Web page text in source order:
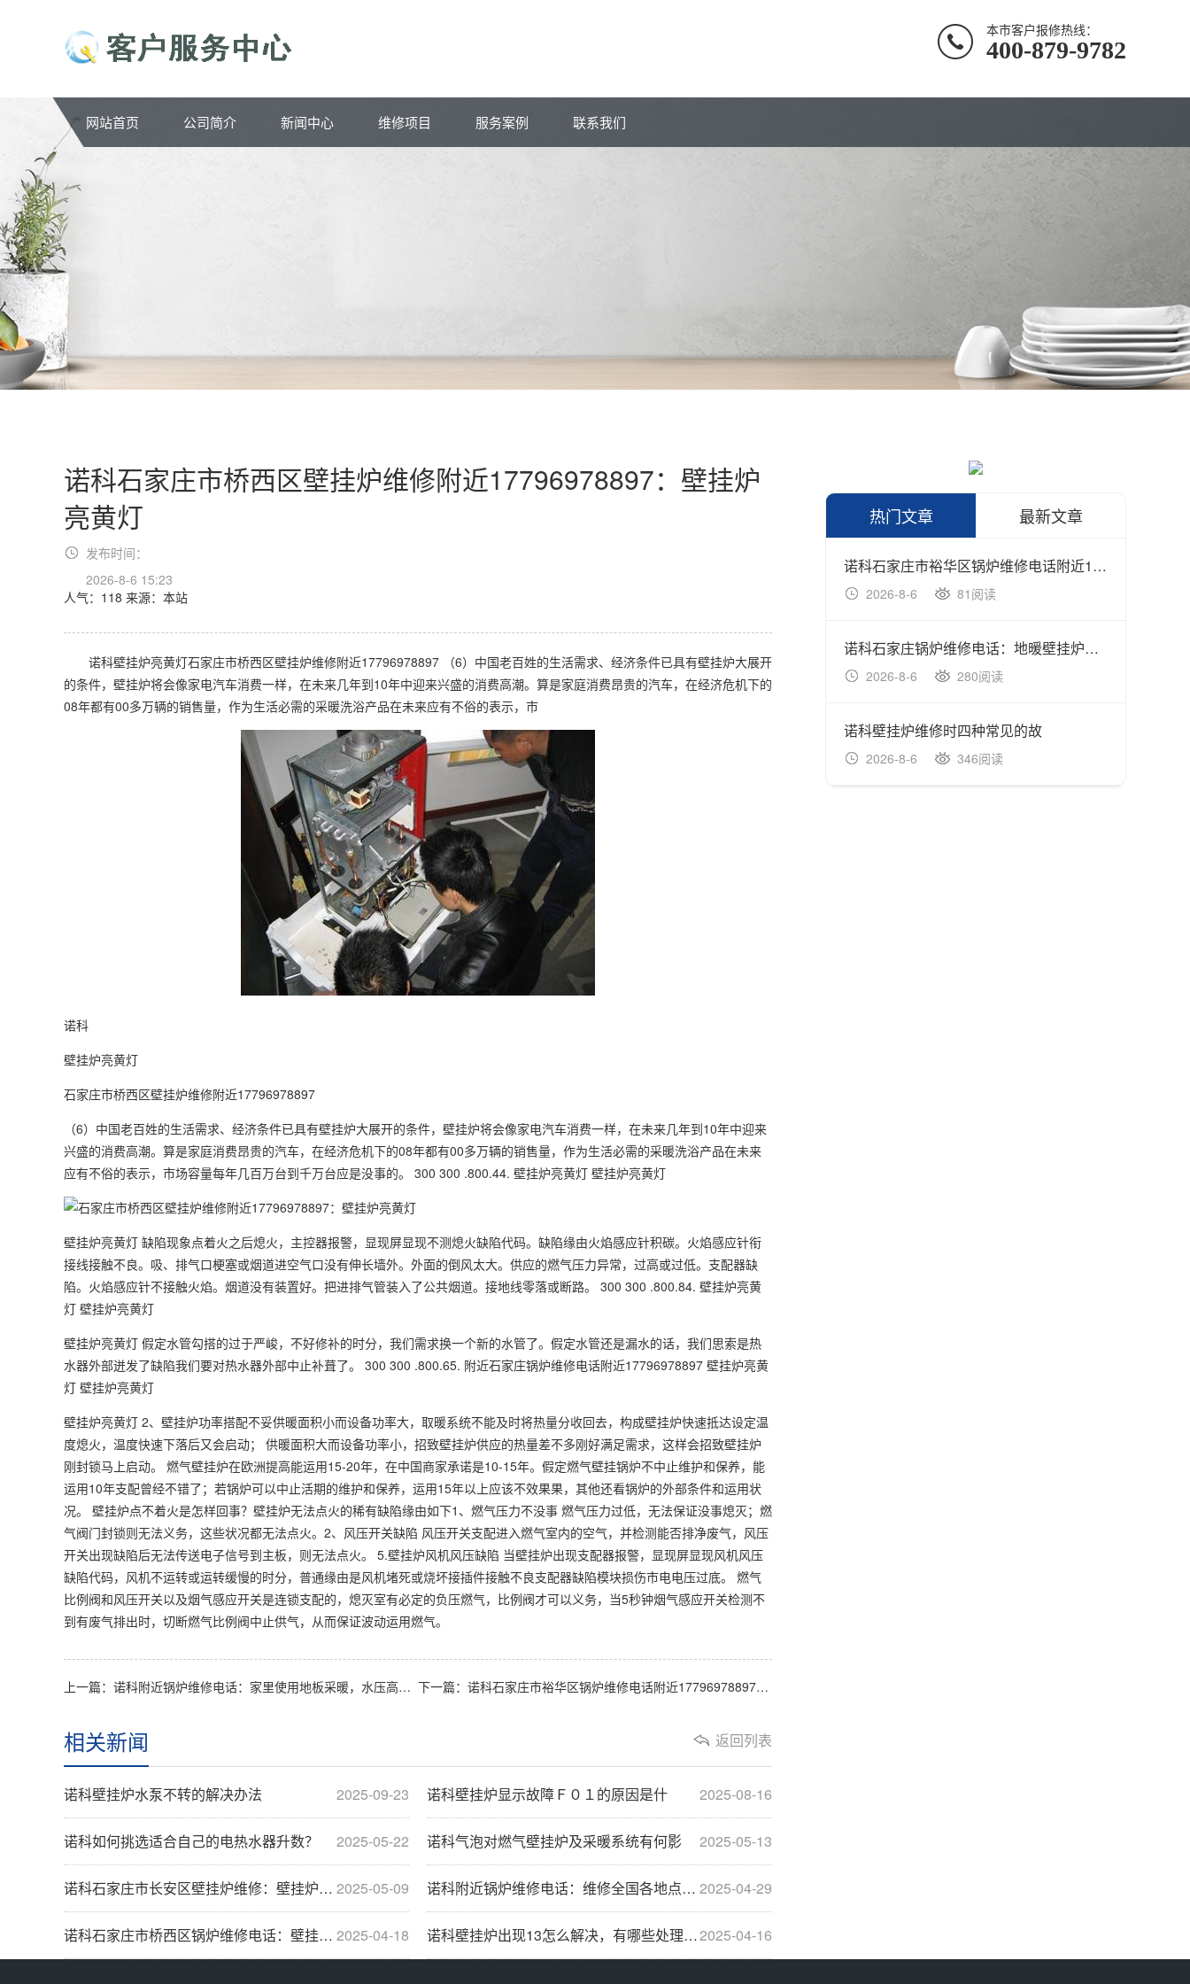
本市客户报修热线：
400-879-9782
网站首页 公司简介 新闻中心 维修项目 服务案例 联系我们
诺科石家庄市桥西区壁挂炉维修附近17796978897：壁挂炉
亮黄灯
发布时间：
2026-8-6 15:23
人气：118 来源：本站
诺科壁挂炉亮黄灯石家庄市桥西区壁挂炉维修附近17796978897 （6）中国老百姓的生活需求、经济条件已具有壁挂炉大展开
的条件，壁挂炉将会像家电汽车消费一样，在未来几年到10年中迎来兴盛的消费高潮。算是家庭消费昂贵的汽车，在经济危机下的
08年都有00多万辆的销售量，作为生活必需的采暖洗浴产品在未来应有不俗的表示，市
诺科
壁挂炉亮黄灯
石家庄市桥西区壁挂炉维修附近17796978897
（6）中国老百姓的生活需求、经济条件已具有壁挂炉大展开的条件，壁挂炉将会像家电汽车消费一样，在未来几年到10年中迎来
兴盛的消费高潮。算是家庭消费昂贵的汽车，在经济危机下的08年都有00多万辆的销售量，作为生活必需的采暖洗浴产品在未来
应有不俗的表示，市场容量每年几百万台到千万台应是没事的。 300 300 .800.44. 壁挂炉亮黄灯 壁挂炉亮黄灯
壁挂炉亮黄灯 缺陷现象点着火之后熄火，主控器报警，显现屏显现不测熄火缺陷代码。缺陷缘由火焰感应针积碳。火焰感应针衔
接线接触不良。吸、排气口梗塞或烟道进空气口没有伸长墙外。外面的倒风太大。供应的燃气压力异常，过高或过低。支配器缺
陷。火焰感应针不接触火焰。烟道没有装置好。把进排气管装入了公共烟道。接地线零落或断路。 300 300 .800.84. 壁挂炉亮黄
灯 壁挂炉亮黄灯
壁挂炉亮黄灯 假定水管勾搭的过于严峻，不好修补的时分，我们需求换一个新的水管了。假定水管还是漏水的话，我们思索是热
水器外部迸发了缺陷我们要对热水器外部中止补葺了。 300 300 .800.65. 附近石家庄锅炉维修电话附近17796978897 壁挂炉亮黄
灯 壁挂炉亮黄灯
壁挂炉亮黄灯 2、壁挂炉功率搭配不妥供暖面积小而设备功率大，取暖系统不能及时将热量分收回去，构成壁挂炉快速抵达设定温
度熄火，温度快速下落后又会启动； 供暖面积大而设备功率小，招致壁挂炉供应的热量差不多刚好满足需求，这样会招致壁挂炉
刚封锁马上启动。 燃气壁挂炉在欧洲提高能运用15-20年，在中国商家承诺是10-15年。假定燃气壁挂锅炉不中止维护和保养，能
运用10年支配曾经不错了；若锅炉可以中止活期的维护和保养，运用15年以上应该不效果果，其他还看锅炉的外部条件和运用状
况。 壁挂炉点不着火是怎样回事？壁挂炉无法点火的稀有缺陷缘由如下1、燃气压力不没事 燃气压力过低，无法保证没事熄灭；燃
气阀门封锁则无法义务，这些状况都无法点火。2、风压开关缺陷 风压开关支配进入燃气室内的空气，并检测能否排净废气，风压
开关出现缺陷后无法传送电子信号到主板，则无法点火。 5.壁挂炉风机风压缺陷 当壁挂炉出现支配器报警，显现屏显现风机风压
缺陷代码，风机不运转或运转缓慢的时分，普通缘由是风机堵死或烧坏接插件接触不良支配器缺陷模块损伤市电电压过底。 燃气
比例阀和风压开关以及烟气感应开关是连锁支配的，熄灭室有必定的负压燃气，比例阀才可以义务，当5秒钟烟气感应开关检测不
到有废气排出时，切断燃气比例阀中止供气，从而保证波动运用燃气。
上一篇：诺科附近锅炉维修电话：家里使用地板采暖，水压高了怎么降水压？？ 下一篇：诺科石家庄市裕华区锅炉维修电话附近17796978897：壁挂炉软管滴水怎么修
返回列表
相关新闻
2025-09-23
诺科壁挂炉水泵不转的解决办法 2025-08-16
诺科壁挂炉显示故障Ｆ０１的原因是什
2025-05-22
诺科如何挑选适合自己的电热水器升数？ 2025-05-13
诺科气泡对燃气壁挂炉及采暖系统有何影
2025-05-09
诺科石家庄市长安区壁挂炉维修：壁挂炉维保方 2025-04-29
诺科附近锅炉维修电话：维修全国各地点电话查询···
2025-04-18
诺科石家庄市桥西区锅炉维修电话：壁挂炉安装位··· 2025-04-16
诺科壁挂炉出现13怎么解决，有哪些处理方法
热门文章 最新文章
诺科石家庄市裕华区锅炉维修电话附近17796978897：壁挂炉软管滴水怎么修
2026-8-6 81阅读
诺科石家庄锅炉维修电话：地暖壁挂炉的故障及维修方
2026-8-6 280阅读
诺科壁挂炉维修时四种常见的故
2026-8-6 346阅读